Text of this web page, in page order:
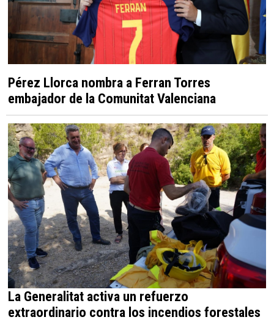
Pérez Llorca nombra a Ferran Torres
embajador de la Comunitat Valenciana
La Generalitat activa un refuerzo
extraordinario contra los incendios forestales